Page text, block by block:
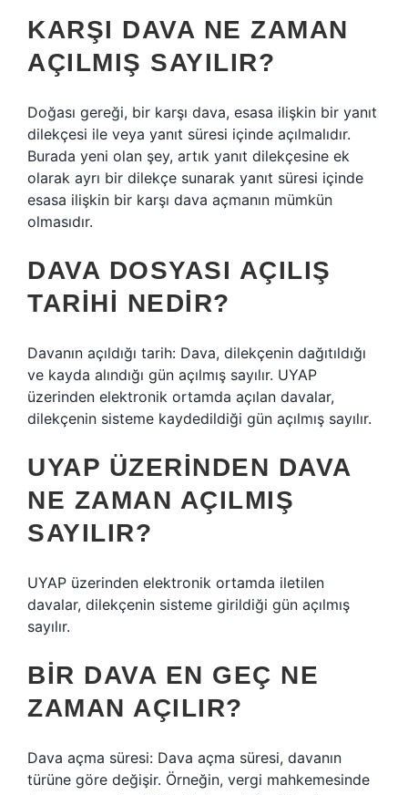
KARŞI DAVA NE ZAMAN
AÇILMIŞ SAYILIR?
Doğası gereği, bir karşı dava, esasa ilişkin bir yanıt
dilekçesi ile veya yanıt süresi içinde açılmalıdır.
Burada yeni olan şey, artık yanıt dilekçesine ek
olarak ayrı bir dilekçe sunarak yanıt süresi içinde
esasa ilişkin bir karşı dava açmanın mümkün
olmasıdır.
DAVA DOSYASI AÇILIŞ
TARIHI NEDIR?
Davanın açıldığı tarih: Dava, dilekçenin dağıtıldığı
ve kayda alındığı gün açılmış sayılır. UYAP
üzerinden elektronik ortamda açılan davalar,
dilekçenin sisteme kaydedildiği gün açılmış sayılır.
UYAP ÜZERINDEN DAVA
NE ZAMAN AÇILMIŞ
SAYILIR?
UYAP üzerinden elektronik ortamda iletilen
davalar, dilekçenin sisteme girildiği gün açılmış
sayılır.
BIR DAVA EN GEÇ NE
ZAMAN AÇILIR?
Dava açma süresi: Dava açma süresi, davanın
türüne göre değişir. Örneğin, vergi mahkemesinde